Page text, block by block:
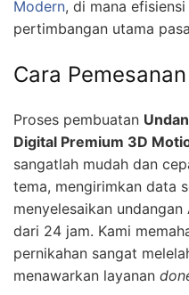
Modern, di mana
pertimbangan utama
Cara
Proses pembuatan
Digital Premium 3D
sangatlah mudah dan
tema, mengirimkan data
menyelesaikan
dari 24 jam. Kami
pernikahan sangat
menawarkan layanan